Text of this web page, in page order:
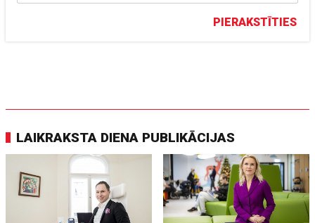
PIERAKSTĪTIES
LAIKRAKSTA DIENA PUBLIKĀCIJAS